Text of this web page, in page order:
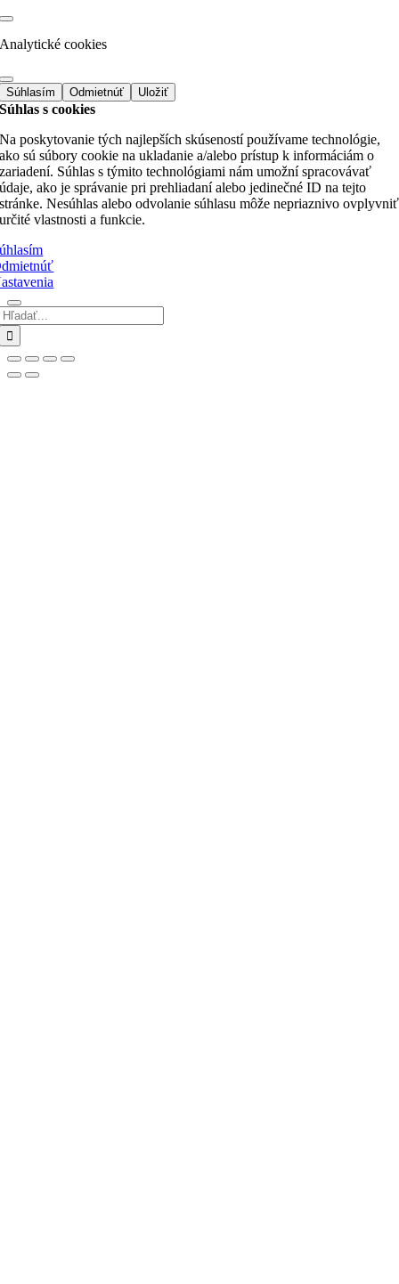
Analytické cookies
Súhlasím Odmietnúť Uložiť
Súhlas s cookies
Na poskytovanie tých najlepších skúseností používame technológie,
ako sú súbory cookie na ukladanie a/alebo prístup k informáciám o
zariadení. Súhlas s týmito technológiami nám umožní spracovávať
údaje, ako je správanie pri prehliadaní alebo jedinečné ID na tejto
stránke. Nesúhlas alebo odvolanie súhlasu môže nepriaznivo ovplyvniť
určité vlastnosti a funkcie.